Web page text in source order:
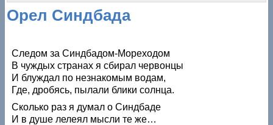
Орел Синдбада
Следом за Синдбадом-Мореходом
В чуждых странах я сбирал червонцы
И блуждал по незнакомым водам,
Где, дробясь, пылали блики солнца.
Сколько раз я думал о Синдбаде
И в душе лелеял мысли те же…